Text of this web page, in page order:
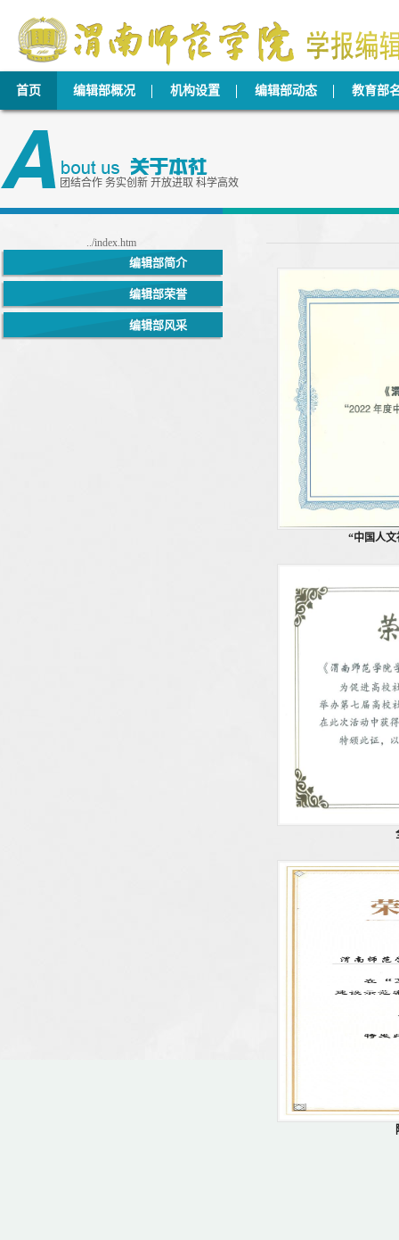
首页 编辑部概况 机构设置 编辑部动态 教育部
团结合作 务实创新 开放进取 科学高效
../index.htm
编辑部简介
编辑部荣誉
编辑部风采
“中国人